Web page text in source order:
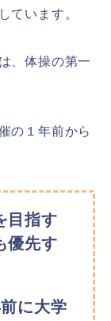
ています。
、体操の第一
の１年前から
目指す
優先す
に大学